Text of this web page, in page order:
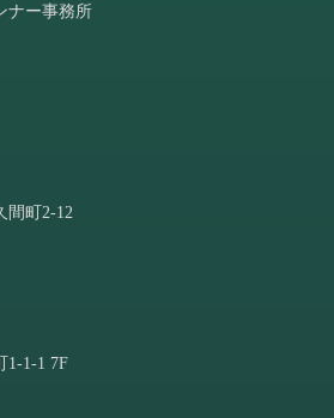
ナー事務所
間町2-12
1-1-1 7F